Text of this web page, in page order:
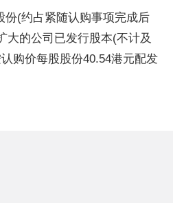
份(约占紧随认购事项完成后
大的公司已发行股本(不计及
购价每股股份40.54港元配发